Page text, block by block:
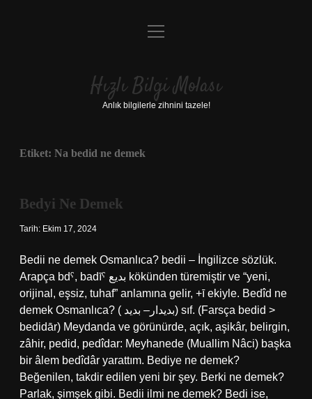
Anasayfa
Yasal Uyarı
menüyü
Hızlı Bilgi Molası
Anlık bilgilerle zihnini tazele!
Etiket: Na bedid ne demek
Bedyi Ne Demek
Tarih: Ekim 17, 2024
Bedii ne demek Osmanlıca? bedii – İngilizce sözlük.
Arapça bdˁ, badīˁ بديع kökünden türemiştir ve “yeni,
orijinal, eşsiz, tuhaf” anlamına gelir, +ī ekiyle. Bedîd ne
demek Osmanlıca? ( ﺑﺪﻳﺪﺍﺭ– ﺑﺪﻳﺪ) sıf. (Farsça bedіd >
bedіdār) Meydanda ve görünürde, açık, aşikâr, belirgin,
zâhir, pedid, pedîdar: Meyhanede (Muallim Nâci) başka
bir âlem bedîdâr yarattım. Bediye ne demek?
Beğenilen, takdir edilen yeni bir şey. Berki ne demek?
Parlak, şimşek gibi. Bedii ilmi ne demek? Bedi ise,